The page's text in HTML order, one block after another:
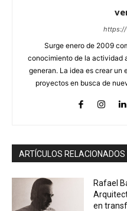
https://
Surge enero de 2009
conocimiento de la actividad
generan. La idea es crear un
proyectos en busca de
ARTÍCULOS RELACIONADOS
Rafael
en